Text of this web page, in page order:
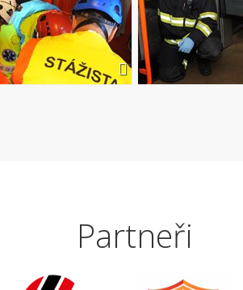
Partneři